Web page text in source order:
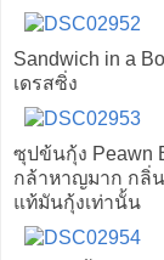
Sandwich in a
เดรสซิ่ง
ซุปข้นกุ้ง Peawn
กล้าหาญมาก กลิ่
แท้มันกุ้งเท่านั้น